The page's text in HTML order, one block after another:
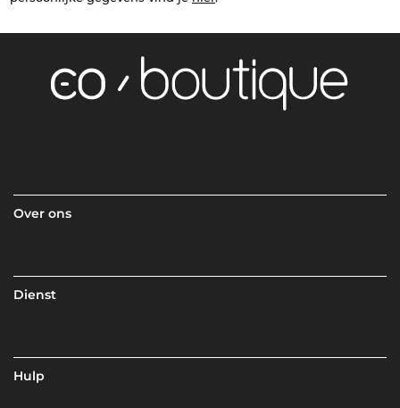
Over ons
Dienst
Hulp